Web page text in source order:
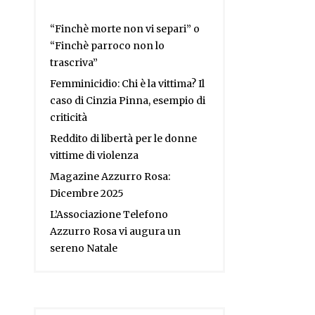
“Finchè morte non vi separi” o
“Finchè parroco non lo
trascriva”
Femminicidio: Chi è la vittima? Il
caso di Cinzia Pinna, esempio di
criticità
Reddito di libertà per le donne
vittime di violenza
Magazine Azzurro Rosa:
Dicembre 2025
L’Associazione Telefono
Azzurro Rosa vi augura un
sereno Natale